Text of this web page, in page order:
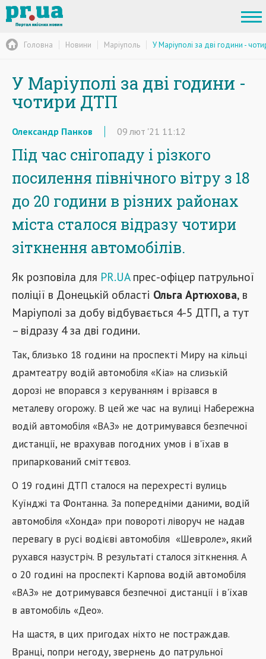
Головна Новини Маріуполь У Маріуполі за дві години -
У Маріуполі за дві години -
чотири ДТП
Олександр Панков 09 лют '21 11:12
Під час снігопаду і різкого
посилення північного вітру з 18
до 20 години в різних районах
міста сталося відразу чотири
зіткнення автомобілів.
Як розповіла для PR.UAпрес-офіцер патрульної
поліції в Донецькій області Ольга Артюхова, в
Маріуполі за добу відбувається 4-5 ДТП, а тут
– відразу 4 за дві години.
Так, близько 18 години на проспекті Миру на кільці
драмтеатру водій автомобіля «Кіа» на слизькій
дорозі не впорався з керуванням і врізався в
металеву огорожу. В цей же час на вулиці Набережна
водій автомобіля «ВАЗ» не дотримувався безпечної
дистанції, не врахував погодних умов і в'їхав в
припаркований сміттєвоз.
О 19 годині ДТП сталося на перехресті вулиць
Куїнджі та Фонтанна. За попередніми даними, водій
автомобіля «Хонда» при повороті ліворуч не надав
перевагу в русі водієві автомобіля «Шевроле», який
рухався назустріч. В результаті сталося зіткнення. А
о 20 годині на проспекті Карпова водій автомобіля
«ВАЗ» не дотримувався безпечної дистанції і в'їхав
в автомобіль «Део».
На щастя, в цих пригодах ніхто не постраждав.
Вранці, попри негоду, звернень до патрульної